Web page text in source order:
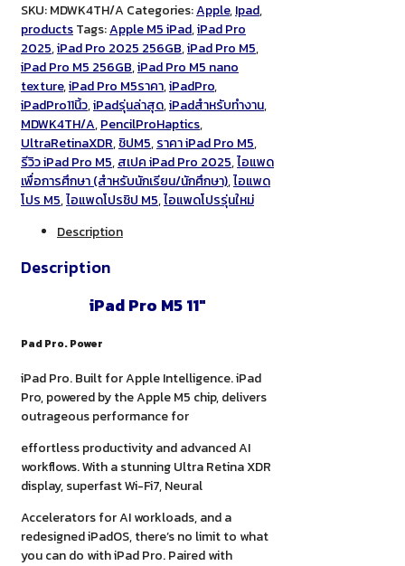
SKU:MDWK4TH/A Categories:Apple,Ipad,
productsTags:Apple M5 iPad,iPad Pro
2025,iPad Pro 2025 256GB,iPad Pro M5,
iPad Pro M5 256GB,iPad Pro M5 nano
texture,iPad Pro M5ราคา,iPadPro,
iPadPro11นิ้ว,iPadรุ่นล่าสุด,iPadสำหรับทำงาน,
MDWK4TH/A,PencilProHaptics,
UltraRetinaXDR,ชิปM5,ราคา iPad Pro M5,
รีวิว iPad Pro M5,สเปค iPad Pro 2025,ไอแพด
เพื่อการศึกษา (สำหรับนักเรียน/นักศึกษา),ไอแพด
โปร M5,ไอแพดโปรชิป M5,ไอแพดโปรรุ่นใหม่
Description
Description
iPad Pro M5 11″
Pad Pro. Power
iPad Pro. Built for Apple Intelligence. iPad
Pro, powered by the Apple M5 chip, delivers
outrageous performance for
effortless productivity and advanced AI
workflows. With a stunning Ultra Retina XDR
display, superfast Wi-Fi7, Neural
Accelerators for AI workloads, and a
redesigned iPadOS, there’s no limit to what
you can do with iPad Pro. Paired with